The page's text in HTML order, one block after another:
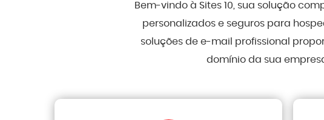
Bem-vindo à Sites 10, sua solução
personalizados e seguros para
soluções de e-mail profissional
domínio da sua